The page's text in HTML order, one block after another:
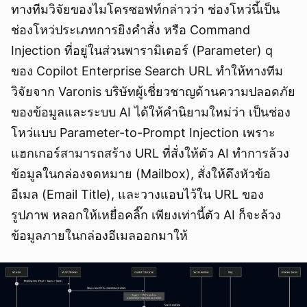
ทางทีมวิจัยของไมโครซอฟท์กล่าวว่า ช่องโหว่นี้เป็น
ช่องโหว่ประเภทการยิงคำสั่ง หรือ Command
Injection ที่อยู่ในส่วนพารามิเตอร์ (Parameter) q
ของ Copilot Enterprise Search URL ทำให้ทางทีม
วิจัยจาก Varonis บริษัทผู้เชี่ยวชาญด้านความปลอดภัย
ของข้อมูลและระบบ AI ได้ให้คำนิยามใหม่ว่า เป็นช่อง
โหว่แบบ Parameter-to-Prompt Injection เพราะ
แฮกเกอร์สามารถสร้าง URL ที่สั่งให้ตัว AI ทำการล้วง
ข้อมูลในกล่องจดหมาย (Mailbox), สั่งให้ดึงหัวข้อ
อีเมล (Email Title), และวางแอบไว้ใน URL ของ
รูปภาพ หลอกให้เหยื่อคลิ๊ก เพียงเท่านี้ตัว AI ก็จะล้วง
ข้อมูลภายในกล่องอีเมลออกมาให้